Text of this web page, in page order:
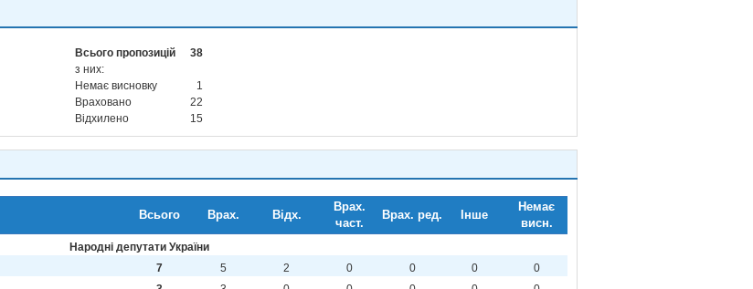
Всього пропозицій
38
з них:
Немає висновку
1
Враховано
22
Відхилено
15
Всього Врах. Відх.
Врах.
част.
Врах. ред. Інше
Немає
висн.
Народні депутати України
7 5 2 0 0 0
0